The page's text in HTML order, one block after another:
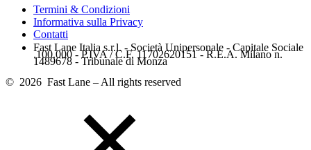
Termini & Condizioni
Informativa sulla Privacy
Contatti
Fast Lane Italia s.r.l. - Società Unipersonale - Capitale Sociale
.100.000 - P.IVA / C.F. 11702620151 - R.E.A. Milano n.
1489678 - Tribunale di Monza
© 2026 Fast Lane – All rights reserved